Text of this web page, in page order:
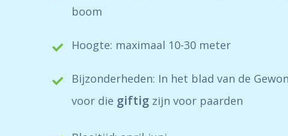
boom
Hoogte: maximaal 10-30 meter
Bijzonderheden: In het blad van de
voor die giftig zijn voor paarden